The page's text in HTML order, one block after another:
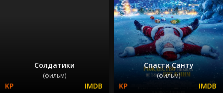
Солдатики
(фильм)
Спасти Санту
(фильм)